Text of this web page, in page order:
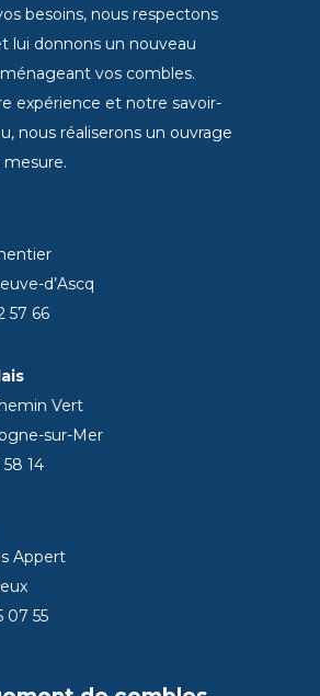
besoins, nous respectons
lui donnons un nouveau
vos combles.
expérience et notre savoir-
nous réaliserons un ouvrage
d’Ascq
57 66
Vert
sur-Mer
58 14
Appert
07 55